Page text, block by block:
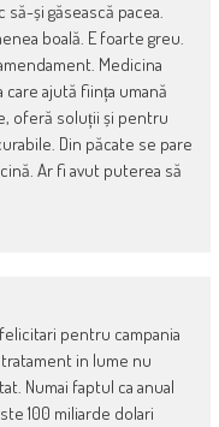
să-și găsească pacea.
boală. E foarte greu.
Medicina
care ajută ființa umană
oferă soluții și pentru
Din păcate se pare
Ar fi avut puterea să
pentru campania
in lume nu
Numai faptul ca anual
100 miliarde dolari